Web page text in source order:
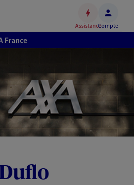
Accéder
au
Accéder
au
pied
de
page
AssistanceCompte
France